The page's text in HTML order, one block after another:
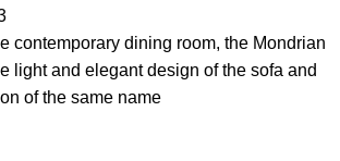
contemporary dining room, the Mondrian
light and elegant design of the sofa and
of the same name